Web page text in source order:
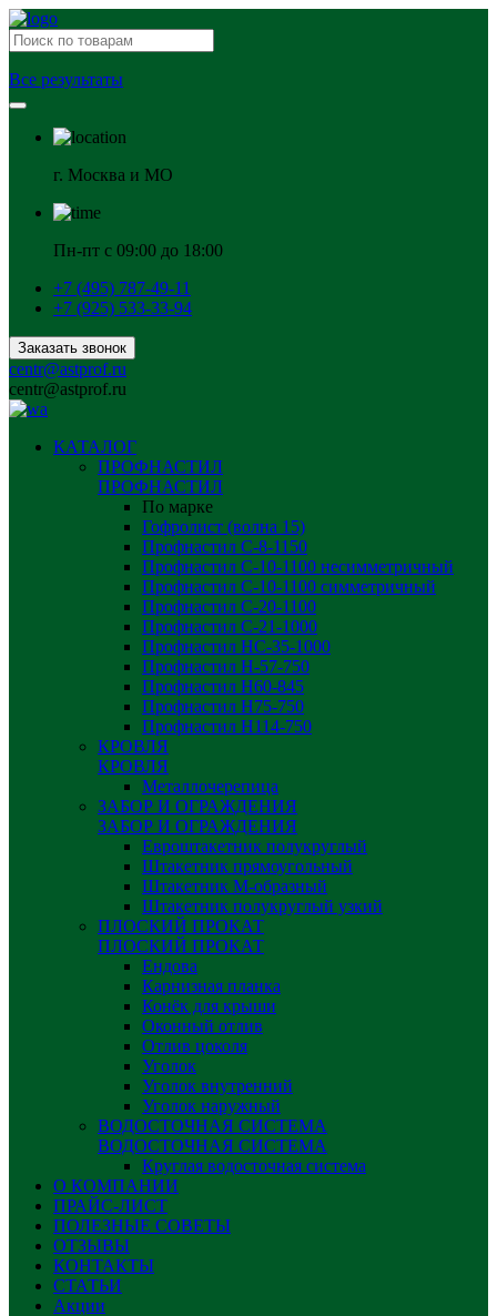
Все результаты
г. Москва и МО
Пн-пт с 09:00 до 18:00
+7 (495) 787-49-11
+7 (925) 533-33-94
Заказать звонок
centr@astprof.ru
centr@astprof.ru
КАТАЛОГ
ПРОФНАСТИЛ
ПРОФНАСТИЛ
По марке
Гофролист (волна 15)
Профнастил С-8-1150
Профнастил С-10-1100 несимметричный
Профнастил С-10-1100 симметричный
Профнастил С-20-1100
Профнастил С-21-1000
Профнастил НС-35-1000
Профнастил H-57-750
Профнастил Н60-845
Профнастил Н75-750
Профнастил Н114-750
КРОВЛЯ
КРОВЛЯ
Металлочерепица
ЗАБОР И ОГРАЖДЕНИЯ
ЗАБОР И ОГРАЖДЕНИЯ
Евроштакетник полукруглый
Штакетник прямоугольный
Штакетник М-образный
Штакетник полукруглый узкий
ПЛОСКИЙ ПРОКАТ
ПЛОСКИЙ ПРОКАТ
Ендова
Карнизная планка
Конёк для крыши
Оконный отлив
Отлив цоколя
Уголок
Уголок внутренний
Уголок наружный
ВОДОСТОЧНАЯ СИСТЕМА
ВОДОСТОЧНАЯ СИСТЕМА
Круглая водосточная система
О КОМПАНИИ
ПРАЙС-ЛИСТ
ПОЛЕЗНЫЕ СОВЕТЫ
ОТЗЫВЫ
КОНТАКТЫ
СТАТЬИ
Акции